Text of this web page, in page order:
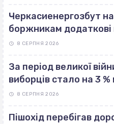
Черкасиенергозбут
боржникам
8 СЕРПНЯ 2026
За період великої
виборців стало на 3
8 СЕРПНЯ 2026
Пішохід перебігав